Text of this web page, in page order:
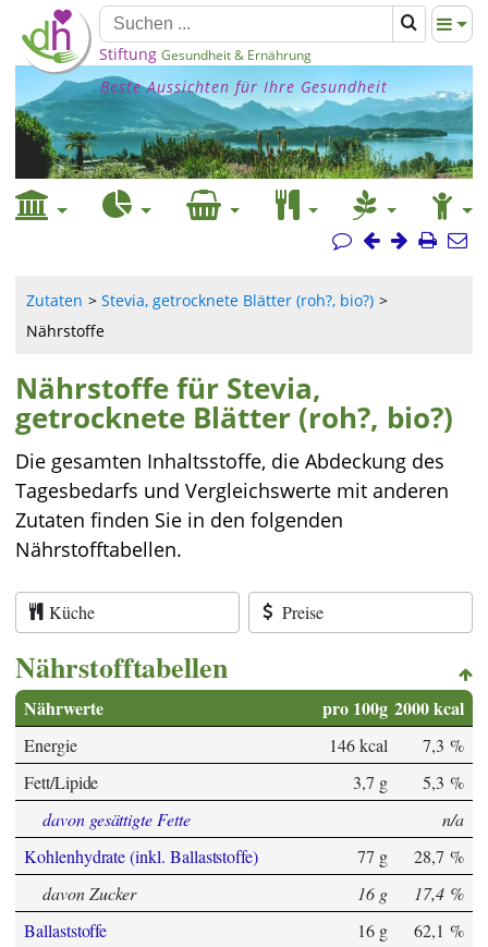
Stiftung Gesundheit & Ernährung
Beste Aussichten für Ihre Gesundheit
Zutaten
Stevia, getrocknete Blätter (roh?, bio?)
Nährstoffe
Nährstoffe für Stevia,
getrocknete Blätter (roh?, bio?)
Die gesamten Inhaltsstoffe, die Abdeckung des
Tagesbedarfs und Vergleichswerte mit anderen
Zutaten finden Sie in den folgenden
Nährstofftabellen.
Küche Preise
Nährstofftabellen
Nährwerte pro 100g 2000 kcal
Energie 146 kcal
7,3 %
Fett/Lipide
3,7 g
5,3 %
davon gesättigte Fette
n/a
Kohlenhydrate (inkl. Ballaststoffe)
77 g
28,7 %
davon Zucker
16 g
17,4 %
Ballaststoffe
16 g
62,1 %